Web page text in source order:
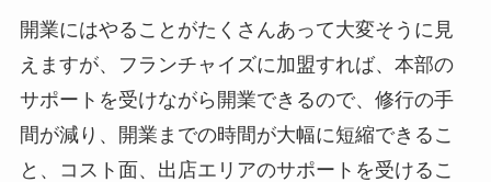
開業にはやることがたくさんあって大変そうに見
えますが、フランチャイズに加盟すれば、本部の
サポートを受けながら開業できるので、修行の手
間が減り、開業までの時間が大幅に短縮できるこ
と、コスト面、出店エリアのサポートを受けるこ